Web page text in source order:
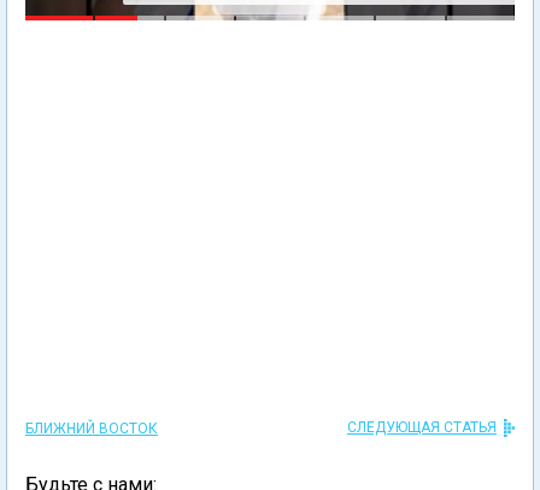
БЛИЖНИЙ ВОСТОК СЛЕДУЮЩАЯ СТАТЬЯ
Будьте с нами: